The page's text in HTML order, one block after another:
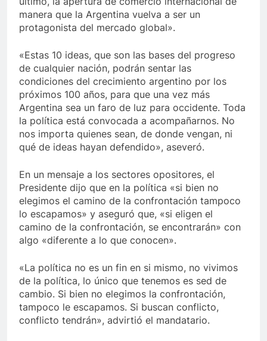
manera que la Argentina vuelva a ser un
protagonista del mercado global».
«Estas 10 ideas, que son las bases del progreso
de cualquier nación, podrán sentar las
condiciones del crecimiento argentino por los
próximos 100 años, para que una vez más
Argentina sea un faro de luz para occidente. Toda
la política está convocada a acompañarnos. No
nos importa quienes sean, de donde vengan, ni
qué de ideas hayan defendido», aseveró.
En un mensaje a los sectores opositores, el
Presidente dijo que en la política «si bien no
elegimos el camino de la confrontación tampoco
lo escapamos» y aseguró que, «si eligen el
camino de la confrontación, se encontrarán» con
algo «diferente a lo que conocen».
«La política no es un fin en si mismo, no vivimos
de la política, lo único que tenemos es sed de
cambio. Si bien no elegimos la confrontación,
tampoco le escapamos. Si buscan conflicto,
conflicto tendrán», advirtió el mandatario.